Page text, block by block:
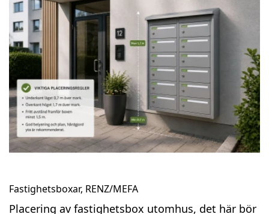
Fastighetsboxar, RENZ/MEFA
Placering av fastighetsbox utomhus, det här bör